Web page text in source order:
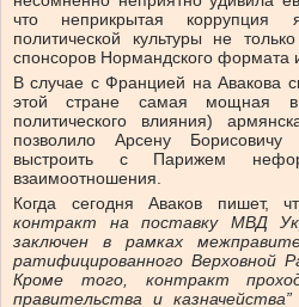
что неприкрытая коррупция
политической культуры не
спонсоров Нормандского формата
В случае с Францией на Авакова
этой стране самая мощная
политического влияния)
позволило Арсену
выстроить с Парижем
взаимоотношения.
Когда сегодня Аваков пишет,
контракт на поставку МВД
заключен в рамках
ратифицированного Верховной
Кроме того, контракт
правительства и казначейства”